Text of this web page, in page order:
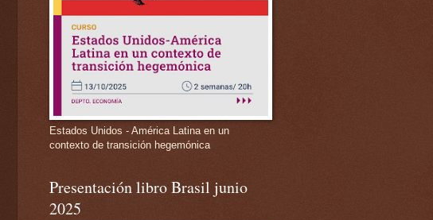
Estados Unidos - América Latina en un
contexto de transición hegemónica
Presentación libro Brasil junio
2025